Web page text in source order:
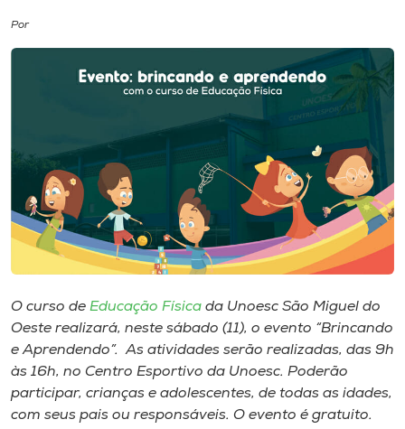
CPA
Editora
Rádio
Museu
Unoesc
Store
Por
O curso de Educação Física da Unoesc São Miguel do
Oeste realizará, neste sábado (11), o evento “Brincando
e Aprendendo”. As atividades serão realizadas, das 9h
às 16h, no Centro Esportivo da Unoesc. Poderão
participar, crianças e adolescentes, de todas as idades,
com seus pais ou responsáveis. O evento é gratuito.